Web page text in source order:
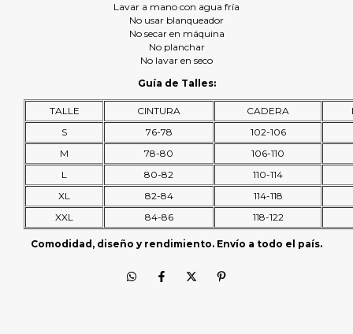
Lavar a mano con agua fría
No usar blanqueador
No secar en máquina
No planchar
No lavar en seco
Guía de Talles:
TALLE CINTURA CADERA
S
76-78
102-106
M
78-80
106-110
L
80-82
110-114
XL
82-84
114-118
XXL
84-86 118-122
Comodidad, diseño y rendimiento. Envío a todo el país.